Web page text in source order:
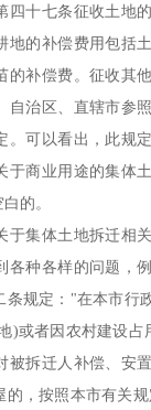
四十七条征收土地
地的补偿费用包括
的补偿费。征收其
自治区、直辖市参
。可以看出，此规
于商业用途的集体
的。
于集体土地拆迁相
各种各样的问题，
条规定："在本市行
)或者因农村建设占
被拆迁人补偿、安
的，按照本市有关